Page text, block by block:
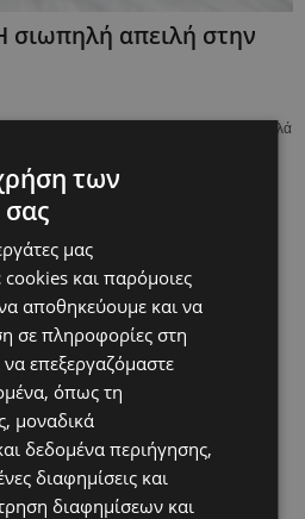
σιωπηλή απειλή στην
σε κάθε έγκυο δεν γίνεται τυχαία αλλά
σοβαρής επιπλοκής της εγκυμοσύνης,
των
μας
και παρόμοιες
αποθηκεύουμε και να
σε πληροφορίες στη
επεξεργαζόμαστε
όπως τη
μοναδικά
δεδομένα περιήγησης,
διαφημίσεις και
διαφημίσεων και